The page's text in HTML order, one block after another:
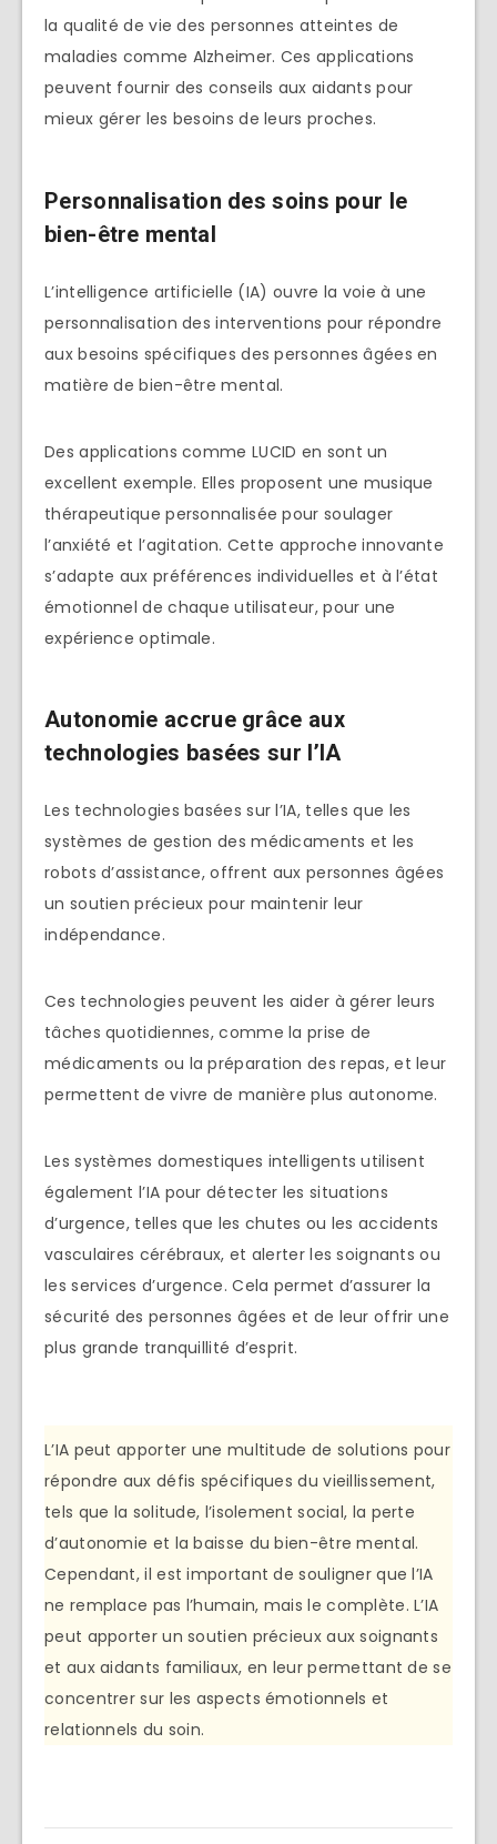
la qualité de vie des personnes atteintes de
maladies comme Alzheimer. Ces applications
peuvent fournir des conseils aux aidants pour
mieux gérer les besoins de leurs proches.
Personnalisation des soins pour le
bien-être mental
L’intelligence artificielle (IA) ouvre la voie à une
personnalisation des interventions pour répondre
aux besoins spécifiques des personnes âgées en
matière de bien-être mental.
Des applications comme LUCID en sont un
excellent exemple. Elles proposent une musique
thérapeutique personnalisée pour soulager
l’anxiété et l’agitation. Cette approche innovante
s’adapte aux préférences individuelles et à l’état
émotionnel de chaque utilisateur, pour une
expérience optimale.
Autonomie accrue grâce aux
technologies basées sur l’IA
Les technologies basées sur l’IA, telles que les
systèmes de gestion des médicaments et les
robots d’assistance, offrent aux personnes âgées
un soutien précieux pour maintenir leur
indépendance.
Ces technologies peuvent les aider à gérer leurs
tâches quotidiennes, comme la prise de
médicaments ou la préparation des repas, et leur
permettent de vivre de manière plus autonome.
Les systèmes domestiques intelligents utilisent
également l’IA pour détecter les situations
d’urgence, telles que les chutes ou les accidents
vasculaires cérébraux, et alerter les soignants ou
les services d’urgence. Cela permet d’assurer la
sécurité des personnes âgées et de leur offrir une
plus grande tranquillité d’esprit.
L’IA peut apporter une multitude de solutions pour
répondre aux défis spécifiques du vieillissement,
tels que la solitude, l’isolement social, la perte
d’autonomie et la baisse du bien-être mental.
Cependant, il est important de souligner que l’IA
ne remplace pas l’humain, mais le complète. L’IA
peut apporter un soutien précieux aux soignants
et aux aidants familiaux, en leur permettant de se
concentrer sur les aspects émotionnels et
relationnels du soin.